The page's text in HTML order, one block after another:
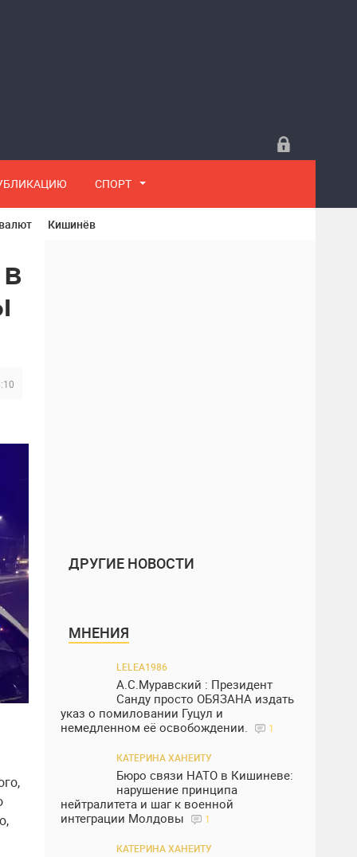
СПОРТ
Кишинёв
ДРУГИЕ НОВОСТИ
МНЕНИЯ
LELEA1986
А.С.Муравский : Президент
Санду просто ОБЯЗАНА издать
указ о помиловании Гуцул и
немедленном её освобождении.
1
КАТЕРИНА ХАНЕИТУ
Бюро связи НАТО в Кишиневе:
нарушение принципа
нейтралитета и шаг к военной
интеграции Молдовы
1
КАТЕРИНА ХАНЕИТУ